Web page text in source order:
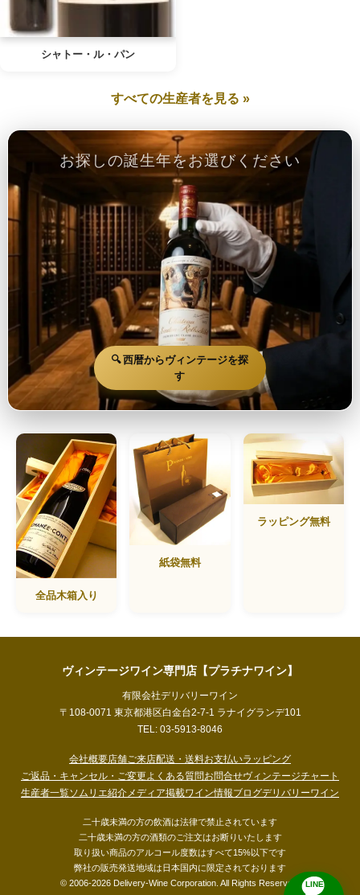
シャトー・ル・パン
すべての生産者を見る »
お探しの誕生年をお選びください
🔍 西暦からヴィンテージを探
す
全品木箱入り
紙袋無料
ラッピング無料
ヴィンテージワイン専門店【プラチナワイン】
有限会社デリバリーワイン
〒108-0071 東京都港区白金台2-7-1 ラナイグランデ101
TEL: 03-5913-8046
会社概要店舗ご来店配送・送料お支払いラッピング
ご返品・キャンセル・ご変更よくある質問お問合せヴィンテージチャート
生産者一覧ソムリエ紹介メディア掲載ワイン情報ブログデリバリーワイン
二十歳未満の方の飲酒は法律で禁止されています
二十歳未満の方の酒類のご注文はお断りいたします
取り扱い商品のアルコール度数はすべて15%以下です
弊社の販売発送地域は日本国内に限定されております
© 2006-2026 Delivery-Wine Corporation. All Rights Reserved.
LINE